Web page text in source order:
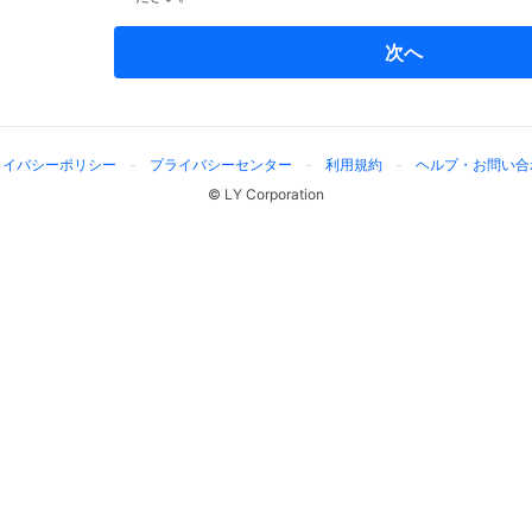
次へ
バシーポリシー プライバシーセンター 利用規約
ヘルプ・お問い
© LY Corporation